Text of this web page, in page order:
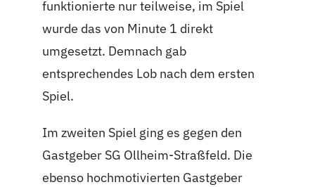
funktionierte nur teilweise, im Spiel
wurde das von Minute 1 direkt
umgesetzt. Demnach gab
entsprechendes Lob nach dem ersten
Spiel.
Im zweiten Spiel ging es gegen den
Gastgeber SG Ollheim-Straßfeld. Die
ebenso hochmotivierten Gastgeber